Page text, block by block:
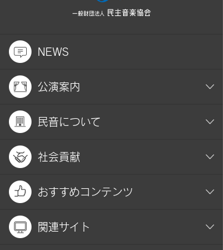
NEWS
公演案内
民音について
社会貢献
おすすめコンテンツ
関連サイト